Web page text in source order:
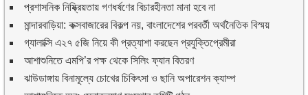
প্রশাসনিক নিষ্ক্রিয়তায় গণধর্ষণের বিচারহীনতা মানা হবে না
মান্দারবাড়িয়া: কক্সবাজারের বিকল্প নয়, বাংলাদেশের পরবর্তী অর্থনৈতিক বিস্ময়
গ্যালাক্সি এ২৭ ৫জি নিয়ে কী প্রত্যাশা করছেন প্রযুক্তিপ্রেমীরা
আশাশুনিতে এমপি’র পক্ষ থেকে সিলিং ফ্যান বিতরণ
ঝাউডাঙ্গায় বিনামূল্যে চোখের চিকিৎসা ও ছানি অপারেশন ক্যাম্প